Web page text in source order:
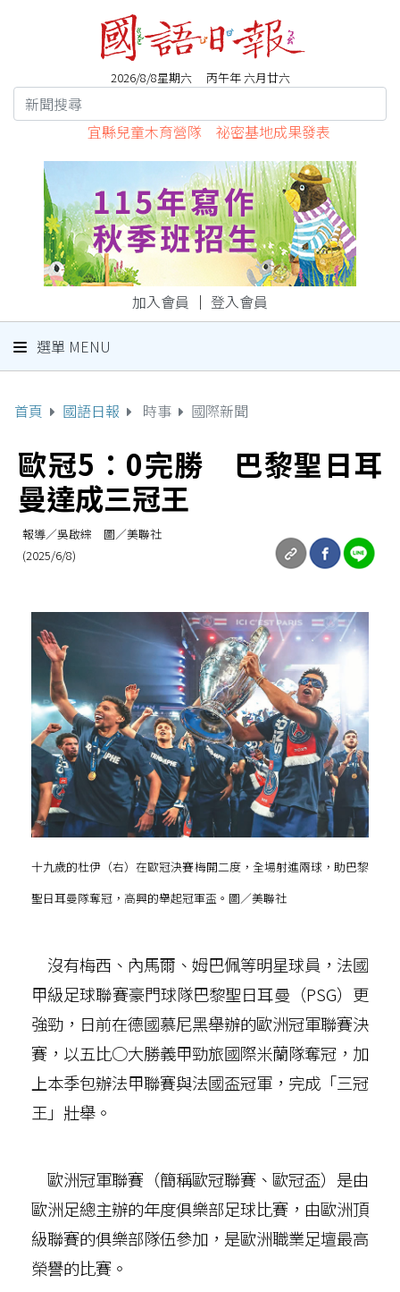
2026/8/8星期六 丙午年 六月廿六
宜縣兒童木育營隊 祕密基地成果發表
加入會員 ｜ 登入會員
選單 MENU
首頁 國語日報 時事 國際新聞
歐冠5：0完勝 巴黎聖日耳
曼達成三冠王
報導／吳啟綜 圖／美聯社
(2025/6/8)
十九歲的杜伊（右）在歐冠決賽梅開二度，全場射進兩球，助巴黎
聖日耳曼隊奪冠，高興的舉起冠軍盃。圖／美聯社
沒有梅西、內馬爾、姆巴佩等明星球員，法國
甲級足球聯賽豪門球隊巴黎聖日耳曼（PSG）更
強勁，日前在德國慕尼黑舉辦的歐洲冠軍聯賽決
賽，以五比○大勝義甲勁旅國際米蘭隊奪冠，加
上本季包辦法甲聯賽與法國盃冠軍，完成「三冠
王」壯舉。
歐洲冠軍聯賽（簡稱歐冠聯賽、歐冠盃）是由
歐洲足總主辦的年度俱樂部足球比賽，由歐洲頂
級聯賽的俱樂部隊伍參加，是歐洲職業足壇最高
榮譽的比賽。